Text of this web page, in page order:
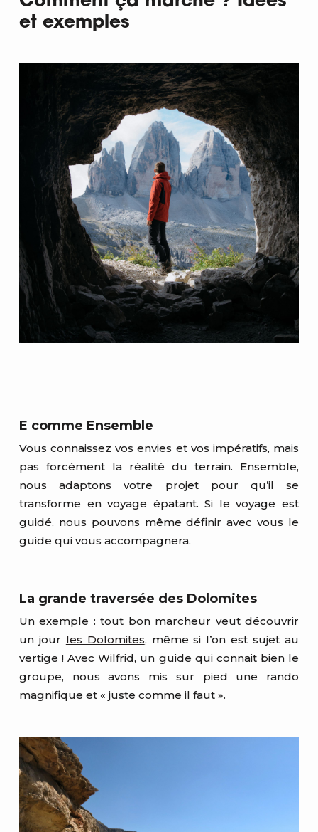
et exemples
E comme Ensemble
Vous connaissez vos envies et vos impératifs, mais
pas forcément la réalité du terrain. Ensemble,
nous adaptons votre projet pour qu’il se
transforme en voyage épatant. Si le voyage est
guidé, nous pouvons même définir avec vous le
guide qui vous accompagnera.
La grande traversée des Dolomites
Un exemple : tout bon marcheur veut découvrir
un jour les Dolomites, même si l’on est sujet au
vertige ! Avec Wilfrid, un guide qui connait bien le
groupe, nous avons mis sur pied une rando
magnifique et « juste comme il faut ».